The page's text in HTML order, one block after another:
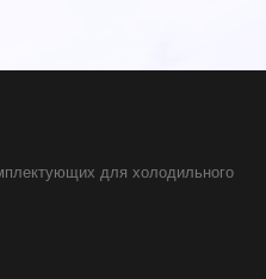
для холодильного